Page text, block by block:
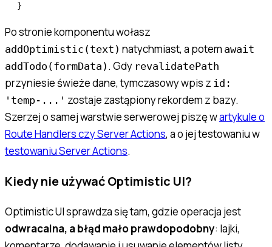
}
Po stronie komponentu wołasz
addOptimistic(text) natychmiast, a potem await
addTodo(formData) . Gdy revalidatePath
przyniesie świeże dane, tymczasowy wpis z id:
'temp-...' zostaje zastąpiony rekordem z bazy.
Szerzej o samej warstwie serwerowej piszę wartykule o
Route Handlers czy Server Actions, a o jej testowaniu w
testowaniu Server Actions.
Kiedy nie używać Optimistic UI?
Optimistic UI sprawdza się tam, gdzie operacja jest
odwracalna, a błąd mało prawdopodobny: lajki,